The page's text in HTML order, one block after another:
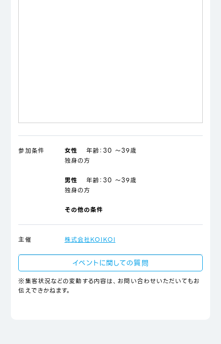
参加条件 女性 年齢： 30 ～39歳
独身の方
男性 年齢： 30 ～39歳
独身の方
その他の条件
主催 株式会社KOIKOI
イベントに関しての質問
※集客状況などの変動する内容は、お問い合わせいただいてもお
伝えできかねます。